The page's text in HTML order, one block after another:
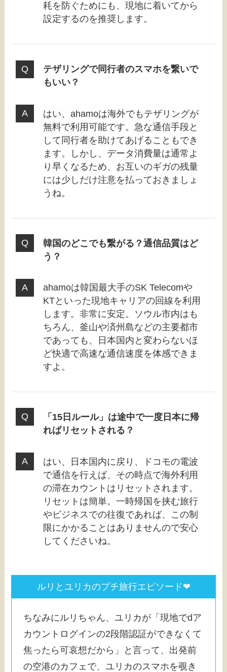
耗を防ぐためにも、現地に着いてから
設定するのを推奨します。
テザリングで同行者のスマホを繋いで
もいい？
はい、ahamoは海外でもテザリングが
無料で利用可能です。急な通信手段と
して同行者を助けてあげることもでき
ます。しかし、データ消費量は通常よ
り早くなるため、お互いのギガの残量
には少しだけ注意を払っておきましょ
うね。
韓国のどこでも繋がる？通信品質はど
う？
ahamoは韓国最大手のSK Telecomや
KTといった現地キャリアの回線を利用
します。非常に安定。ソウル市内はも
ちろん、釜山や済州島などの主要都市
であっても、日本国内と変わらないほ
ど快適で高速な通信速度を体感できま
すよ。
「15日ルール」は途中で一度日本に帰
ればリセットされる？
はい、日本国内に戻り、ドコモの電波
で通信を行えば、その時点で海外利用
の滞在カウントはリセットされます。
リセットは簡単。一時帰国を挟む旅行
やビジネスでの往復であれば、この制
限にかかることはありませんので安心
してくださいね。
ルリとユリカのプチ旅行エピソード❤
ちなみにルリちゃん、ユリカが「現地でdア
カウントログインの2段階認証ができなくて
焦ったら可哀想だから」と言って、出発前
の空港のカフェで、ユリカのスマホを覗き